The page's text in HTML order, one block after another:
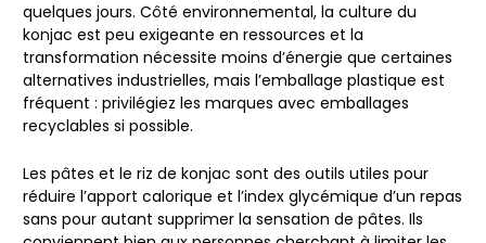
quelques jours. Côté environnemental, la culture du
konjac est peu exigeante en ressources et la
transformation nécessite moins d’énergie que certaines
alternatives industrielles, mais l’emballage plastique est
fréquent : privilégiez les marques avec emballages
recyclables si possible.
Les pâtes et le riz de konjac sont des outils utiles pour
réduire l’apport calorique et l’index glycémique d’un repas
sans pour autant supprimer la sensation de pâtes. Ils